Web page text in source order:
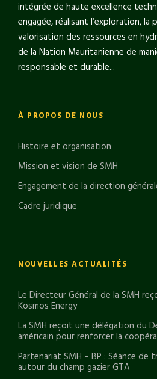
intégrée de haute excellence
engagée, réalisant l’exploration,
valorisation des ressources en
de la Nation Mauritanienne de
responsable et durable...
À PROPOS DE NOUS
Histoire et organisation
Mission et vision de SMH
Engagement de la direction
Cadre juridique
NOUVELLES ACTUALITÉS
Le Directeur Général de la SMH
Kosmos Energy
La SMH reçoit une délégation du
américain pour renforcer la
Partenariat SMH – BP : Séance de
autour du champ gazier GTA